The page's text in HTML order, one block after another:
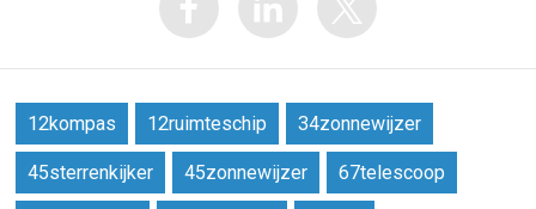
12kompas 12ruimteschip 34zonnewijzer
45sterrenkijker 45zonnewijzer 67telescoop